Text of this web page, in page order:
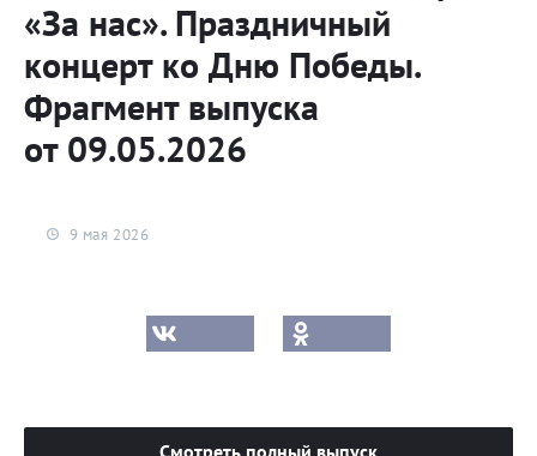
«За нас». Праздничный
концерт ко Дню Победы.
Фрагмент выпуска
от 09.05.2026
9 мая 2026
Смотреть полный выпуск